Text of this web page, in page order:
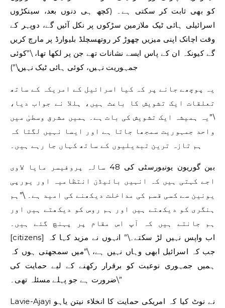
کو بھی ثابت کر سکتی ہے۔ (کچھ ہی دنوں بعد، سینکڑوں
اسرائیلی ہائی ٹیک ملازمین سڑکوں پر نکل آئیں گے، دوپہر کے
وقت اچانک اپنی میزیں چھوڑ کر روتھسچلڈ بلیوارڈ پر مارچ کریں
گے کیونکہ ان کے پاس ایسے نشانات تھے جن پر لکھا تھا، \”کوئی
جمہوریت نہیں، کوئی ہائی ٹیک نہیں\”)
یہ پوچھے جانے پر کہ کیا اسرائیل کے امریکہ کے ساتھ
تعلقات ایک تشویش کا باعث ہیں، ہللا نے جواب دیا،
\”یہ ہمیشہ ایک تشویش کی بات ہے۔ ہمیں مشرق وسطیٰ میں
واحد جمہوریت سمجھا جاتا ہے اور ایسا نہیں لگتا کہ
ہم تازہ ترین تبدیلیوں کے ساتھ کہاں جا رہے ہیں۔
بین گوریون یونیورسٹی کی 48 سالہ پروفیسر مایا لاوی
اجے کہتی ہیں کہ انہیں بائیڈن انتظامیہ اور یورپی
یونین سے کسی قسم کی مداخلت دیکھنے کی امید ہے۔ \”ہم
ہنگری کو دیکھتے ہیں اور ہم روس کو دیکھتے ہیں اور
ہم جانتے ہیں کہ آپ اس مقام پر پہنچ گئے ہیں۔
[citizens] اب واپس نہیں لڑ سکتے۔\” انہوں نے مزید کہا کہ
جب کہ اسرائیل ابھی وہاں نہیں ہے، \”میں سمجھتی ہوں کہ
ہمیں جمہوری نوعیت کو برقرار رکھنے کے لیے حمایت کی
ضرورت ہے جو پہلے مسئلہ تھی۔\”
Lavie-Ajayi نے نوٹ کیا کہ امریکی حمایت کا انخلاء نیتن یاہو